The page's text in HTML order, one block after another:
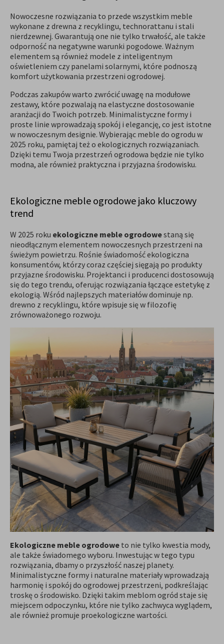
Nowoczesne rozwiązania to przede wszystkim meble
wykonane z drewna z recyklingu, technorattanu i stali
nierdzewnej. Gwarantują one nie tylko trwałość, ale także
odporność na negatywne warunki pogodowe. Ważnym
elementem są również modele z inteligentnym
oświetleniem czy panelami solarnymi, które podnoszą
komfort użytkowania przestrzeni ogrodowej.
Podczas zakupów warto zwrócić uwagę na modułowe
zestawy, które pozwalają na elastyczne dostosowanie
aranżacji do Twoich potrzeb. Minimalistyczne formy i
proste linie wprowadzają spokój i elegancję, co jest istotne
w nowoczesnym designie. Wybierając meble do ogrodu w
2025 roku, pamiętaj też o ekologicznych rozwiązaniach.
Dzięki temu Twoja przestrzeń ogrodowa będzie nie tylko
modna, ale również praktyczna i przyjazna środowisku.
Ekologiczne meble ogrodowe jako kluczowy
trend
W 2025 roku ekologiczne meble ogrodowestaną się
nieodłącznym elementem nowoczesnych przestrzeni na
świeżym powietrzu. Rośnie świadomość ekologiczna
konsumentów, którzy coraz częściej sięgają po produkty
przyjazne środowisku. Projektanci i producenci dostosowują
się do tego trendu, oferując rozwiązania łączące estetykę z
ekologią. Wśród najlepszych materiałów dominuje np.
drewno z recyklingu, które wpisuje się w filozofię
zrównoważonego rozwoju.
Ekologiczne meble ogrodowe to nie tylko kwestia mody,
ale także świadomego wyboru. Inwestując w tego typu
rozwiązania, dbamy o przyszłość naszej planety.
Minimalistyczne formy i naturalne materiały wprowadzają
harmonię i spokój do ogrodowej przestrzeni, podkreślając
troskę o środowisko. Dzięki takim meblom ogród staje się
miejscem odpoczynku, które nie tylko zachwyca wyglądem,
ale również promuje proekologiczne wartości.